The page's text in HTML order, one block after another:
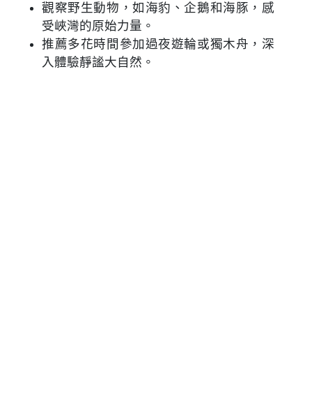
觀察野生動物，如海豹、企鵝和海豚，感
受峽灣的原始力量。
推薦多花時間參加過夜遊輪或獨木舟，深
入體驗靜謐大自然。